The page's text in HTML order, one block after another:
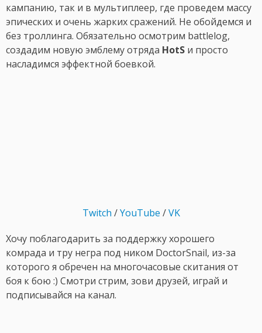
кампанию, так и в мультиплеер, где проведем массу
эпических и очень жарких сражений. Не обойдемся и
без троллинга. Обязательно осмотрим battlelog,
создадим новую эмблему отряда HotS и просто
насладимся эффектной боевкой.
Twitch /YouTube /VK
Хочу поблагодарить за поддержку хорошего
комрада и тру негра под ником DoctorSnail, из-за
которого я обречен на многочасовые скитания от
боя к бою :) Смотри стрим, зови друзей, играй и
подписывайся на канал.